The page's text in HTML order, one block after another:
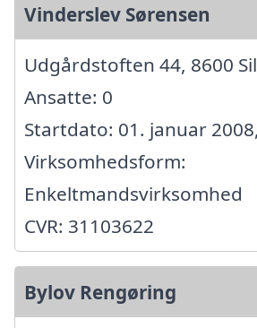
Vinderslev Sørensen
Udgårdstoften 44, 8600
Ansatte: 0
Startdato: 01. januar 2008,
Virksomhedsform:
Enkeltmandsvirksomhed
CVR: 31103622
Bylov Rengøring